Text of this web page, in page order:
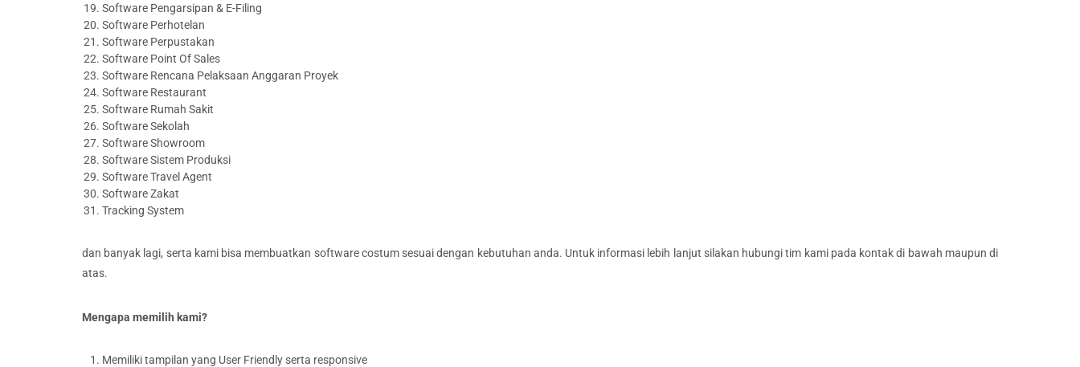
Software Pengarsipan & E-Filing
Software Perhotelan
Software Perpustakan
Software Point Of Sales
Software Rencana Pelaksaan Anggaran Proyek
Software Restaurant
Software Rumah Sakit
Software Sekolah
Software Showroom
Software Sistem Produksi
Software Travel Agent
Software Zakat
Tracking System
dan banyak lagi, serta kami bisa membuatkan software costum sesuai dengan kebutuhan anda. Untuk informasi lebih lanjut silakan hubungi tim kami pada kontak di bawah maupun di
atas.
Mengapa memilih kami?
Memiliki tampilan yang User Friendly serta responsive